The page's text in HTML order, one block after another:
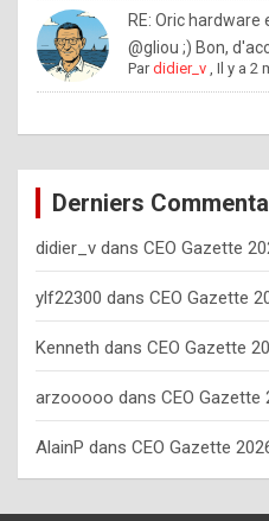
RE: Oric hardware
@gliou ;) Bon,
Pardidier_v ,Il y a 2
Derniers
didier_v dans CEO Gazette
ylf22300 dans CEO Gazette
Kenneth dans CEO Gazette
arzooooo dans CEO Gazette
AlainP dans CEO Gazette